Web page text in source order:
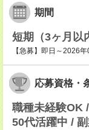
期間
短期（3ヶ月以
【急募】即日～2026
応募資格・
職種未経験OK
50代活躍中 /